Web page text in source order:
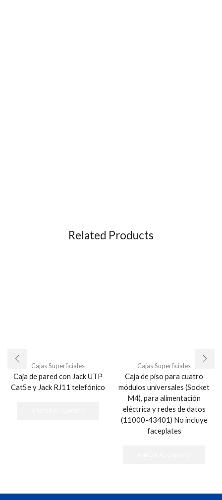
Related Products
Cajas Superficiales
Caja de pared con Jack UTP
Cat5e y Jack RJ11 telefónico
Cajas Superficiales
Caja de piso para cuatro
módulos universales (Socket
M4), para alimentación
eléctrica y redes de datos
(11000-43401) No incluye
faceplates